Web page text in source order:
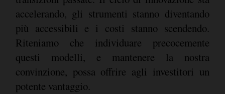
accelerando, gli strumenti stanno diventando
più accessibili e i costi stanno scendendo.
Riteniamo che individuare precocemente
questi modelli, e mantenere la nostra
convinzione, possa offrire agli investitori un
potente vantaggio.